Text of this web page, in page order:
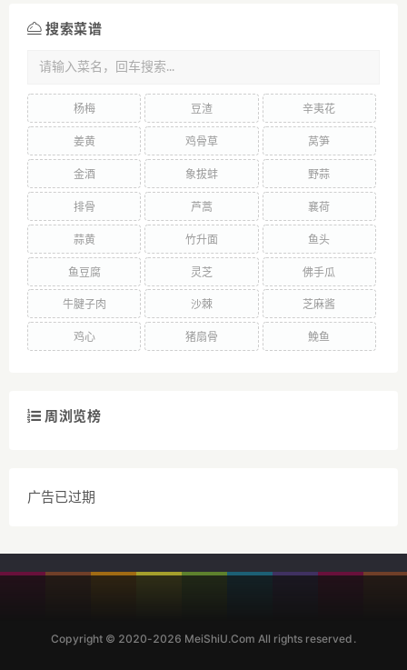
搜索菜谱
杨梅 豆渣 辛夷花
姜黄 鸡骨草 莴笋
金酒 象拔蚌 野蒜
排骨 芦蒿 襄荷
蒜黄 竹升面 鱼头
鱼豆腐 灵芝 佛手瓜
牛腱子肉 沙棘 芝麻酱
鸡心 猪扇骨 鮸鱼
周浏览榜
广告已过期
Copyright © 2020-2026 MeiShiU.Com All rights reserved.